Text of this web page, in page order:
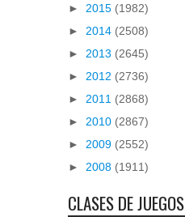
► 2015 (1982)
► 2014 (2508)
► 2013 (2645)
► 2012 (2736)
► 2011 (2868)
► 2010 (2867)
► 2009 (2552)
► 2008 (1911)
CLASES DE JUEGOS